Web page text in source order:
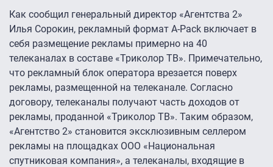
Как сообщил генеральный директор «Агентства 2»
Илья Сорокин, рекламный формат A-Pack включает в
себя размещение рекламы примерно на 40
телеканалах в составе «Триколор ТВ». Примечательно,
что рекламный блок оператора врезается поверх
рекламы, размещенной на телеканале. Согласно
договору, телеканалы получают часть доходов от
рекламы, проданной «Триколор ТВ». Таким образом,
«Агентство 2» становится эксклюзивным селлером
рекламы на площадках ООО «Национальная
спутниковая компания», а телеканалы, входящие в